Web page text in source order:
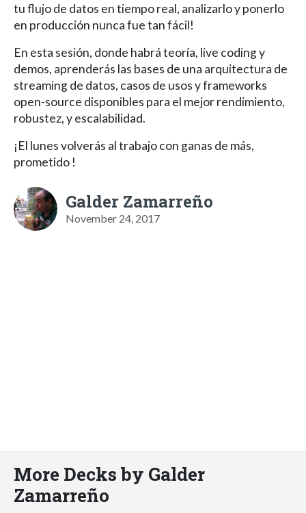
tu flujo de datos en tiempo real, analizarlo y ponerlo
en producción nunca fue tan fácil!
En esta sesión, donde habrá teoría, live coding y
demos, aprenderás las bases de una arquitectura de
streaming de datos, casos de usos y frameworks
open-source disponibles para el mejor rendimiento,
robustez, y escalabilidad.
¡El lunes volverás al trabajo con ganas de más,
prometido !
Galder Zamarreño
November 24, 2017
More Decks by Galder
Zamarreño